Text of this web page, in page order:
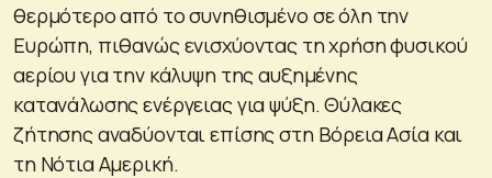
θερμότερο από το συνηθισμένο σε όλη την
Ευρώπη, πιθανώς ενισχύοντας τη χρήση φυσικού
αερίου για την κάλυψη της αυξημένης
κατανάλωσης ενέργειας για ψύξη. Θύλακες
ζήτησης αναδύονται επίσης στη Βόρεια Ασία και
τη Νότια Αμερική.